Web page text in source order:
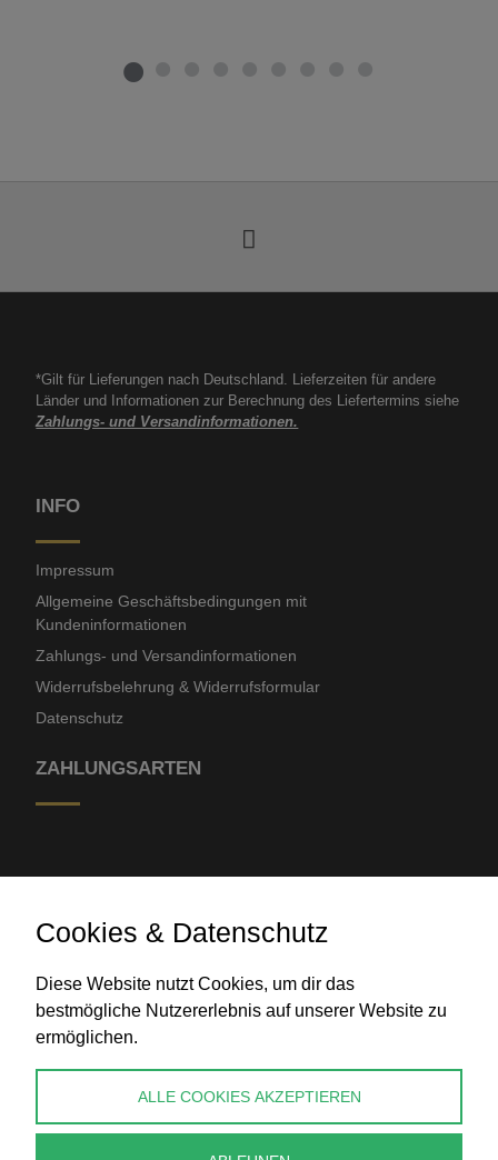
*Gilt für Lieferungen nach Deutschland. Lieferzeiten für andere
Länder und Informationen zur Berechnung des Liefertermins siehe
Zahlungs- und Versandinformationen.
INFO
Impressum
Allgemeine Geschäftsbedingungen mit
Kundeninformationen
Zahlungs- und Versandinformationen
Widerrufsbelehrung & Widerrufsformular
Datenschutz
ZAHLUNGSARTEN
Banküberweisung
info@perlenpresse.de
Cookies & Datenschutz
Diese Website nutzt Cookies, um dir das
bestmögliche Nutzererlebnis auf unserer Website zu
ermöglichen.
ALLE COOKIES AKZEPTIEREN